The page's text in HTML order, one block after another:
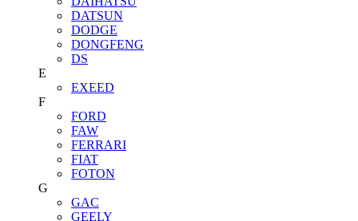
DATSUN
DODGE
DONGFENG
DS
E
EXEED
F
FORD
FAW
FERRARI
FIAT
FOTON
G
GAC
GEELY